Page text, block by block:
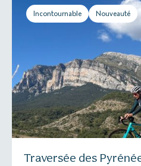
Incontournable Nouveauté
Traversée des